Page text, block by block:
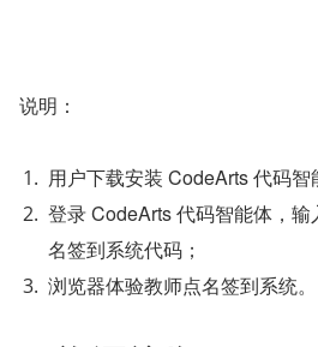
说明：
用户下载安装 CodeArts 代码智
登录 CodeArts 代码智能体，
名签到系统代码；
浏览器体验教师点名签到系统。